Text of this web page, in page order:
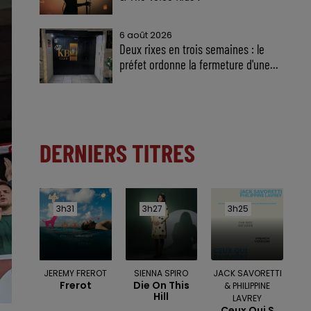
6 août 2026
Deux rixes en trois semaines : le
préfet ordonne la fermeture d'une...
DERNIERS TITRES
3h31
3h31
JEREMY FREROT
Frerot
3h27
3h27
SIENNA SPIRO
Die On This
Hill
3h25
3h25
JACK SAVORETTI
& PHILIPPINE
LAVREY